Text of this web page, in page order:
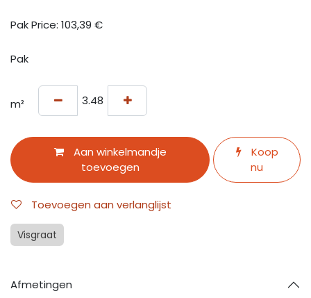
Pak Price: 103,39 €
Pak
m²
Aan winkelmandje
toevoegen
Koop
nu
Toevoegen aan verlanglijst
Visgraat
Afmetingen